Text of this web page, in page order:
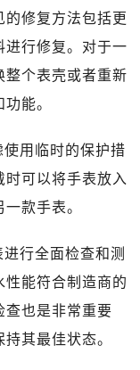
南通市崇川区工农路57号圆融广场写字楼16层1603室（需提前预约）
苏州市苏州工业园区星港街199号苏州中心办公楼C座22层08室（需提前预约）
合肥市蜀山区潜山路111号万象城华润大厦B座12楼03室（需提前预约）
泉州市丰泽区宝洲路729号浦西万达中心写字楼A座7楼709室（需提前预约）
长春市朝阳区西安大路727号中银大厦A座(旺进大厦)18层09室（需提前预约）
贵阳市南明区都司高架桥路33号亨特国际金融中心14楼14D（需提前预约）
昆明市盘龙区北京路928号同德昆明广场写字楼10层06室（需提前预约）
修复方法包括更
进行修复。对于一
整个表壳或者重新
能。
用临时的保护措
可以将手表放入
款手表。
行全面检查和测
能符合制造商的
查也是非常重要
其最佳状态。